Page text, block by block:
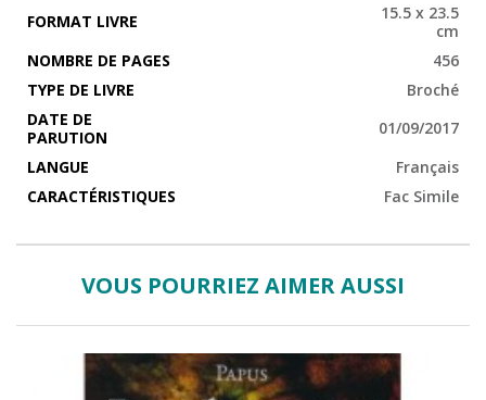
d'affirmations à contrôler par la science et d'idées sur des
forces encore peu connues, forces de la Nature ou de
l'Homme à contrôler par l'observation"
(Extrait des Préliminaires du Traité Élémentaire de Science
Occulte)
FORMAT LIVRE
15.5 x 23.5
cm
NOMBRE DE PAGES
456
TYPE DE LIVRE
Broché
DATE DE
PARUTION
01/09/2017
LANGUE
Français
CARACTÉRISTIQUES
Fac Simile
VOUS POURRIEZ AIMER AUSSI